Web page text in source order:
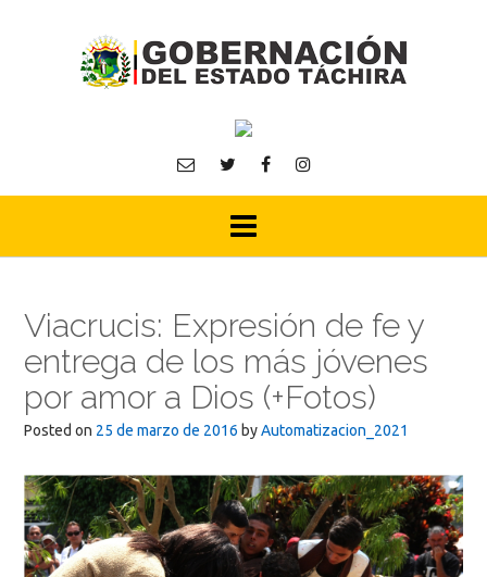
Viacrucis: Expresión de fe y
entrega de los más jóvenes
por amor a Dios (+Fotos)
Posted on 25 de marzo de 2016 byAutomatizacion_2021